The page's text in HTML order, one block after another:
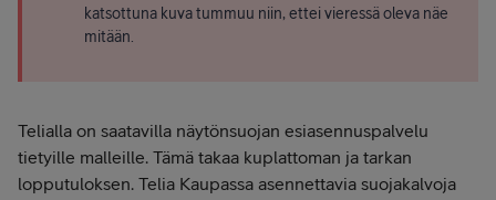
katsottuna kuva tummuu niin, ettei vieressä oleva näe
mitään.
Telialla on saatavilla näytönsuojan esiasennuspalvelu
tietyille malleille. Tämä takaa kuplattoman ja tarkan
lopputuloksen. Telia Kaupassa asennettavia suojakalvoja